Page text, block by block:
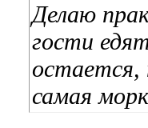
Делаю
гости
остается,
самая